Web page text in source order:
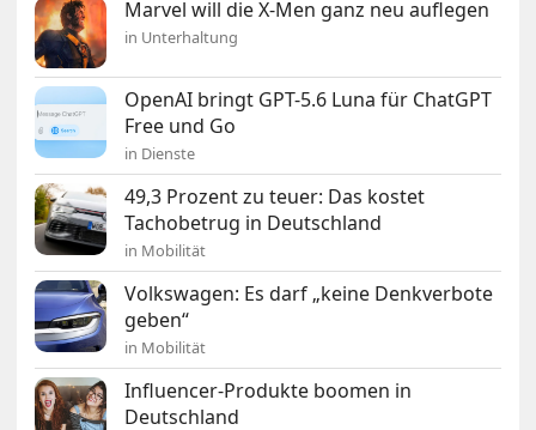
Marvel will die X-Men ganz neu auflegen
in Unterhaltung
OpenAI bringt GPT-5.6 Luna für ChatGPT
Free und Go
in Dienste
49,3 Prozent zu teuer: Das kostet
Tachobetrug in Deutschland
in Mobilität
Volkswagen: Es darf „keine Denkverbote
geben“
in Mobilität
Influencer-Produkte boomen in
Deutschland